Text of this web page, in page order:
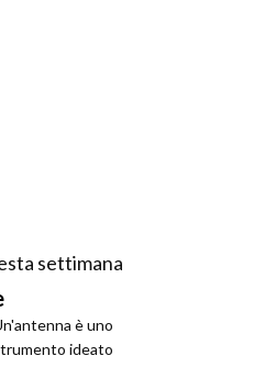
settimana
è uno
ideato